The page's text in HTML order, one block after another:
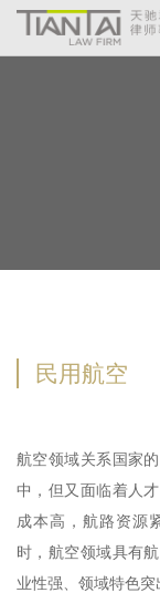
民用航空
航空领域关系国家
中，但又面临着人
成本高，航路资源
时，航空领域具有
业性强、领域特色突